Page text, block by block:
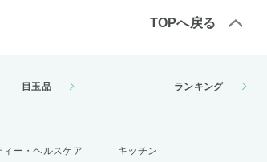
TOPへ戻る
目玉品 ランキング
ィー・ヘルスケア キッチン